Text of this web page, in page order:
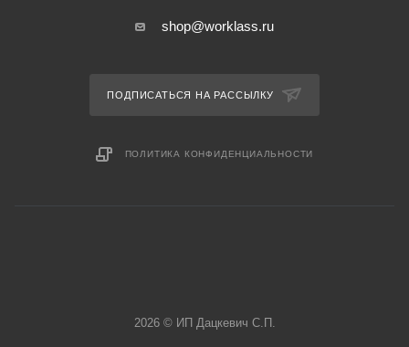
shop@worklass.ru
ПОДПИСАТЬСЯ НА РАССЫЛКУ
ПОЛИТИКА КОНФИДЕНЦИАЛЬНОСТИ
2026 © ИП Дацкевич С.П.